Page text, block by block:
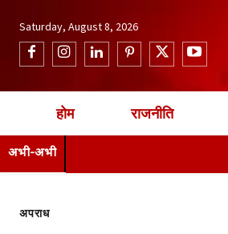
Saturday, August 8, 2026
होम राजनीति
अभी-अभी
अपराध